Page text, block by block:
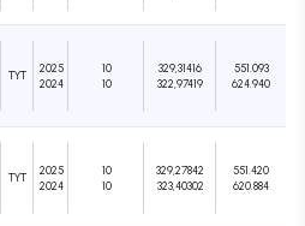
TYT
2025
2024
10
10
329,31416
322,97419
551.093
624.940
TYT
2025
2024
10
10
329,27842
323,40302
551.420
620.884